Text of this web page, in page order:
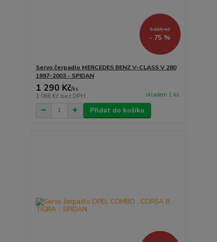
5 085 Kč
- 75 %
Servo čerpadlo MERCEDES BENZ V-CLASS V 280
1997-2003 - SPIDAN
1 290 Kč/ks
1 066 Kč bez DPH skladem 1 ks
Přidat do košíku